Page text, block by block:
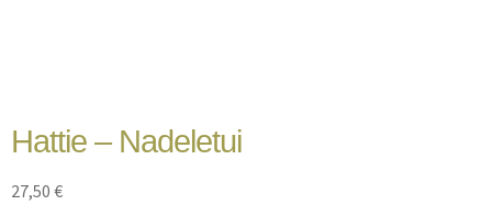
STRICKEN LASSEN
Hattie – Nadeletui
27,50 €